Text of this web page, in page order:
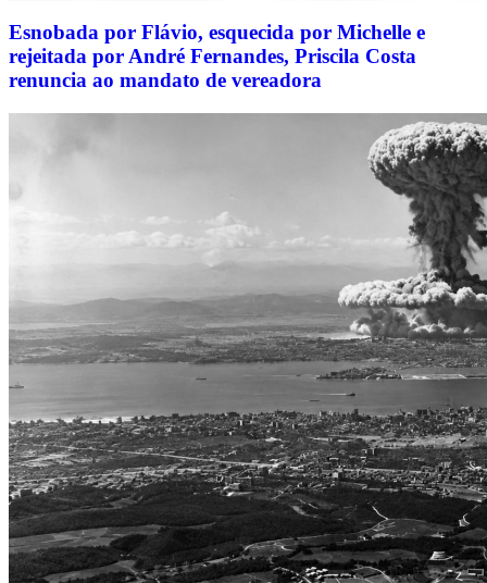
Esnobada por Flávio, esquecida por Michelle e
rejeitada por André Fernandes, Priscila Costa
renuncia ao mandato de vereadora